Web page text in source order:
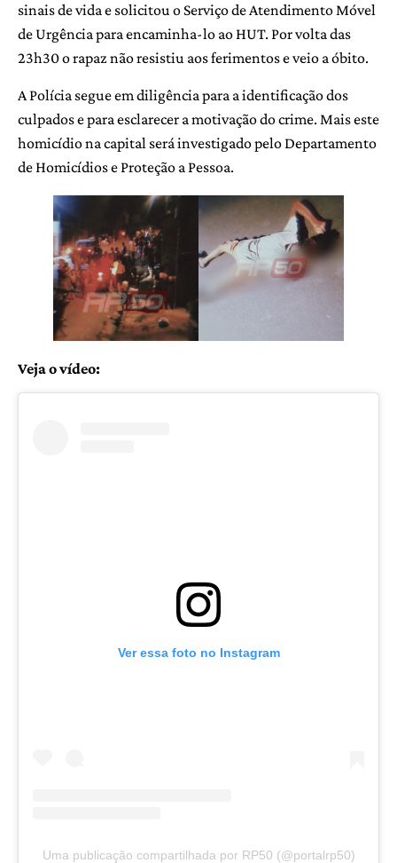
sinais de vida e solicitou o Serviço de Atendimento Móvel
de Urgência para encaminha-lo ao HUT. Por volta das
23h30 o rapaz não resistiu aos ferimentos e veio a óbito.
A Polícia segue em diligência para a identificação dos
culpados e para esclarecer a motivação do crime. Mais este
homicídio na capital será investigado pelo Departamento
de Homicídios e Proteção a Pessoa.
Veja o vídeo:
Ver essa foto no Instagram
Uma publicação compartilhada por RP50 (@portalrp50)